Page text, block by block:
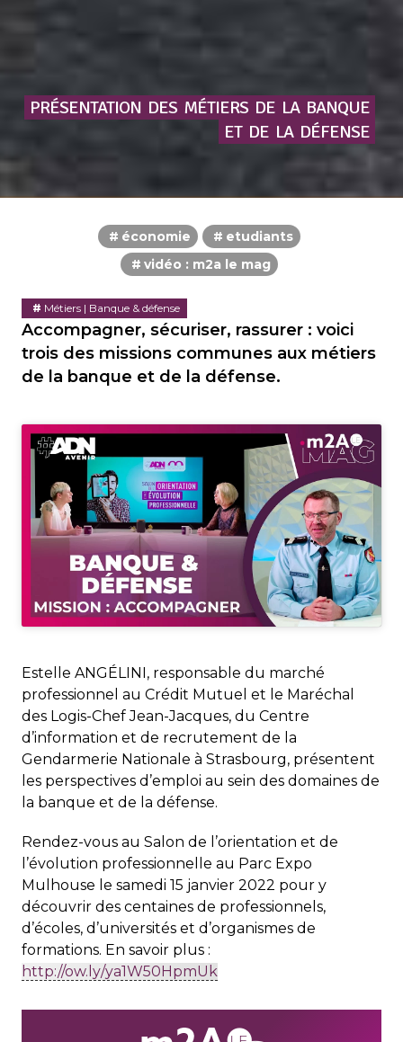
PRÉSENTATION DES MÉTIERS DE LA BANQUE
ET DE LA DÉFENSE
économie
etudiants
vidéo : m2a le mag
Métiers | Banque & défense
Accompagner, sécuriser, rassurer : voici
trois des missions communes aux métiers
de la banque et de la défense.
Estelle ANGÉLINI, responsable du marché
professionnel au Crédit Mutuel et le Maréchal
des Logis-Chef Jean-Jacques, du Centre
d’information et de recrutement de la
Gendarmerie Nationale à Strasbourg, présentent
les perspectives d’emploi au sein des domaines de
la banque et de la défense.
Rendez-vous au Salon de l’orientation et de
l’évolution professionnelle au Parc Expo
Mulhouse le samedi 15 janvier 2022 pour y
découvrir des centaines de professionnels,
d’écoles, d’universités et d’organismes de
formations. En savoir plus :
http://ow.ly/ya1W50HpmUk